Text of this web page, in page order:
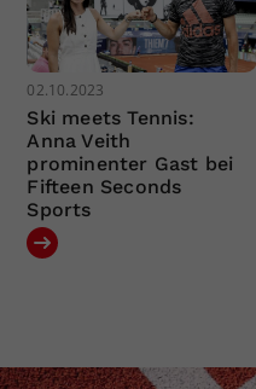
02.10.2023
Ski meets Tennis:
Anna Veith
prominenter Gast bei
Fifteen Seconds
Sports